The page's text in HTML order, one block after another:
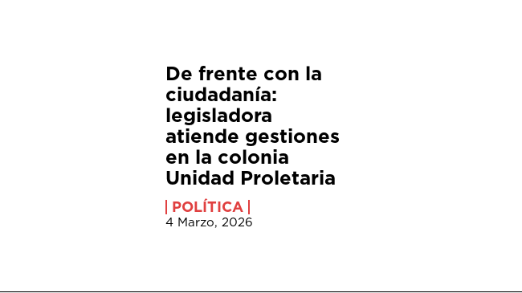
De frente con la
ciudadanía:
legisladora
atiende gestiones
en la colonia
Unidad Proletaria
POLÍTICA
4 Marzo, 2026